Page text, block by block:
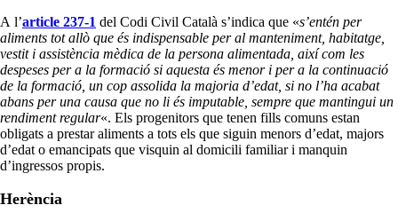
A l’article 237-1 del Codi Civil Català s’indica que «s’entén per
aliments tot allò que és indispensable per al manteniment, habitatge,
vestit i assistència mèdica de la persona alimentada, així com les
despeses per a la formació si aquesta és menor i per a la continuació
de la formació, un cop assolida la majoria d’edat, si no l’ha acabat
abans per una causa que no li és imputable, sempre que mantingui un
rendiment regular«. Els progenitors que tenen fills comuns estan
obligats a prestar aliments a tots els que siguin menors d’edat, majors
d’edat o emancipats que visquin al domicili familiar i manquin
d’ingressos propis.
Herència